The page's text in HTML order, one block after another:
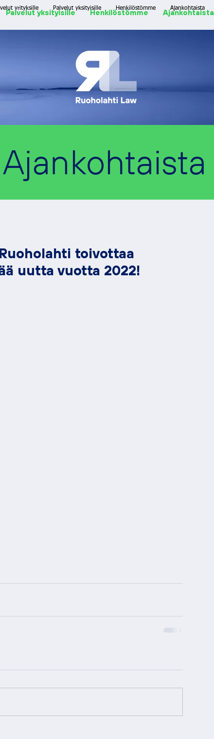
Palvelut yksityisille Henkilöstömme Ajankohtaista
yrityksille Palvelut yksityisille Henkilöstömme Ajankohtaista
Ajankohtaista
toivottaa
uutta vuotta 2022!